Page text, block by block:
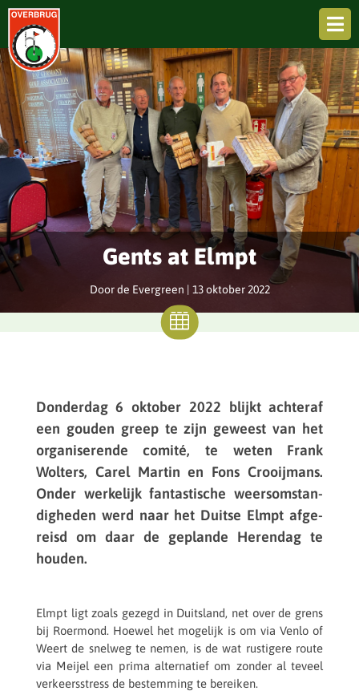

Gents at Elmpt
Door de Evergreen | 13 oktober 2022

Donder­dag 6 oktober 2022 blijkt achteraf
een gouden greep te zijn geweest van het
orga­ni­se­rende comité, te weten Frank
Wolters, Carel Martin en Fons Croo­i­j­mans.
Onder werke­lijk fantas­ti­sche weers­om­stan­
dig­he­den werd naar het Duitse Elmpt afge­
reisd om daar de geplande Heren­dag te
houden.
Elmpt ligt zoals gezegd in Duits­land, net over de grens
bij Roer­mond. Hoewel het moge­lijk is om via Venlo of
Weert de snelweg te nemen, is de wat rusti­gere route
via Meijel een prima alter­na­tief om zonder al teveel
verkeers­stress de bestem­ming te bereiken.